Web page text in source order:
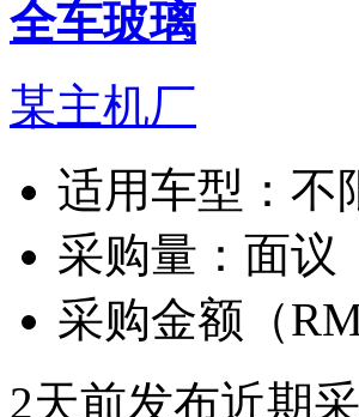
全车玻璃
某主机厂
适用车型： 不
采购量： 面议
采购金额（
2天前发布近期